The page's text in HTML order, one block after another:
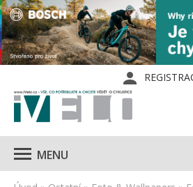
MENU